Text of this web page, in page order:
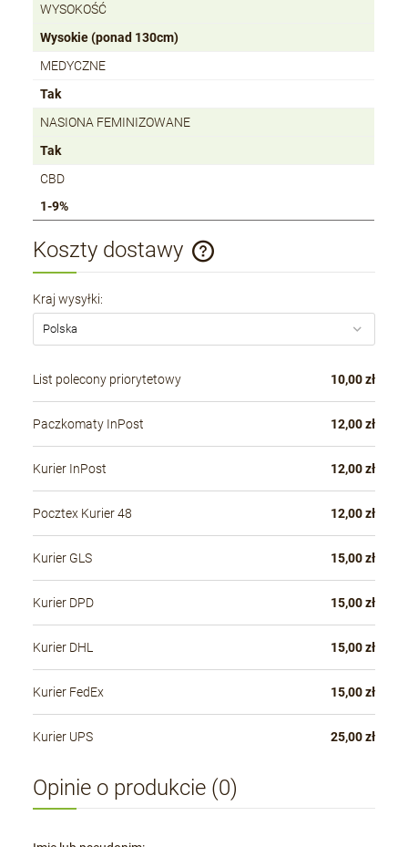
WYSOKOŚĆ
Wysokie (ponad 130cm)
MEDYCZNE
Tak
NASIONA FEMINIZOWANE
Tak
CBD
1-9%
Koszty dostawy
Cena nie zawiera ewentualnych kosztów płatności
Kraj wysyłki:
List polecony priorytetowy 10,00 zł
Paczkomaty InPost 12,00 zł
Kurier InPost 12,00 zł
Pocztex Kurier 48 12,00 zł
Kurier GLS 15,00 zł
Kurier DPD 15,00 zł
Kurier DHL 15,00 zł
Kurier FedEx 15,00 zł
Kurier UPS 25,00 zł
Opinie o produkcie (0)